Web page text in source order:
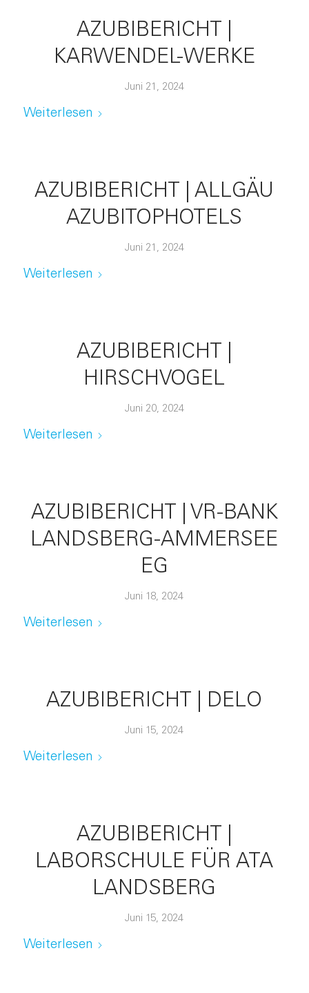
AZUBIBERICHT |
KARWENDEL-WERKE
Juni 21, 2024
Weiterlesen
AZUBIBERICHT | ALLGÄU
AZUBITOPHOTELS
Juni 21, 2024
Weiterlesen
AZUBIBERICHT |
HIRSCHVOGEL
Juni 20, 2024
Weiterlesen
AZUBIBERICHT | VR-BANK
LANDSBERG-AMMERSEE
EG
Juni 18, 2024
Weiterlesen
AZUBIBERICHT | DELO
Juni 15, 2024
Weiterlesen
AZUBIBERICHT |
LABORSCHULE FÜR ATA
LANDSBERG
Juni 15, 2024
Weiterlesen